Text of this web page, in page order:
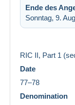
Ende des
Sonntag, 9.
RIC II, Part 1
Date
77–78
Denomination